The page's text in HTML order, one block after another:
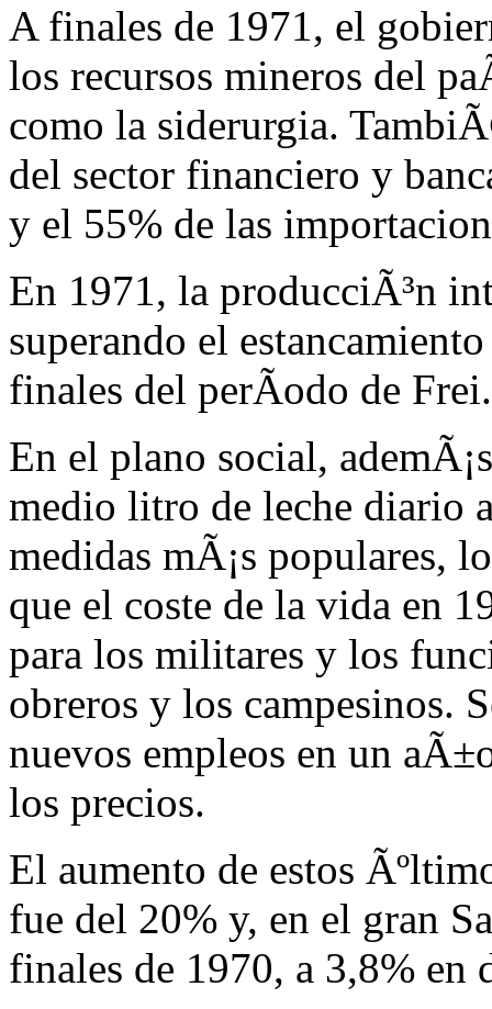
A finales de 1971, el
los recursos mineros del
como la siderurgia.
del sector financiero y
y el 55% de las
En 1971, la producciÃ³n
superando el
finales del perÃodo de Frei.
En el plano social,
medio litro de leche diario
medidas mÃ¡s populares,
que el coste de la vida en
para los militares y los
obreros y los campesinos.
nuevos empleos en un
los precios.
El aumento de estos
fue del 20% y, en el gran
finales de 1970, a 3,8% en